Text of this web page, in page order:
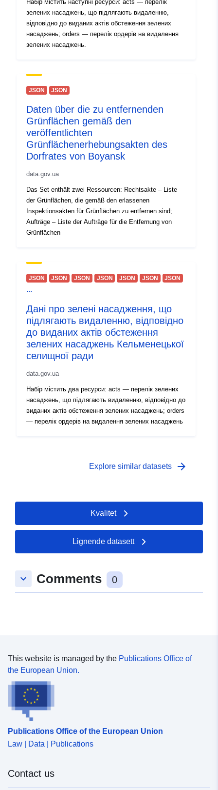
Набір містить наступні ресурси: acts — перелік
зелених насаджень, що підлягають видаленню,
відповідно до виданих актів обстеження зелених
насаджень; orders — перелік ордерів на видалення
зелених насаджень.
JSON JSON
Daten über die zu entfernenden
Grünflächen gemäß den
veröffentlichten
Grünflächenerhebungsakten des
Dorfrates von Boyansk
data.gov.ua
Das Set enthält zwei Ressourcen: Rechtsakte – Liste
der Grünflächen, die gemäß den erlassenen
Inspektionsakten für Grünflächen zu entfernen sind;
Aufträge – Liste der Aufträge für die Entfernung von
Grünflächen
JSON JSON JSON JSON JSON JSON JSON
...
Дані про зелені насадження, що
підлягають видаленню, відповідно
до виданих актів обстеження
зелених насаджень Кельменецької
селищної ради
data.gov.ua
Набір містить два ресурси: acts — перелік зелених
насаджень, що підлягають видаленню, відповідно до
виданих актів обстеження зелених насаджень; orders
— перелік ордерів на видалення зелених насаджень
Explore similar datasets arrow_forward
Kvalitet
Lignende datasett
keyboard_arrow_down Comments 0
This website is managed by the Publications Office of
the European Union.
Publications Office of the European Union
Law | Data | Publications
Contact us